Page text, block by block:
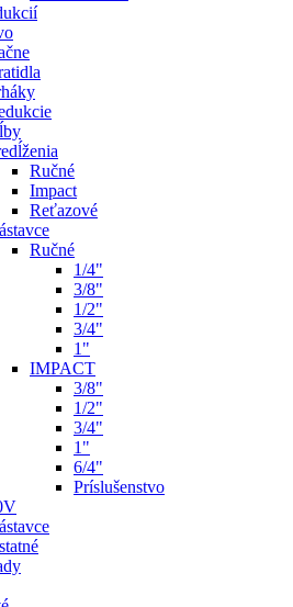
Ručné
Impact
Reťazové
Ručné
1/4"
3/8"
1/2"
3/4"
1"
IMPACT
3/8"
1/2"
3/4"
1"
6/4"
Príslušenstvo